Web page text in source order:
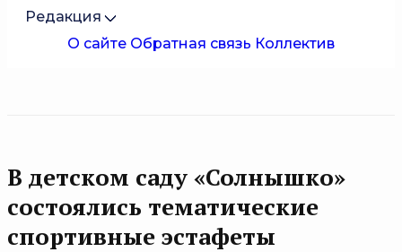
Редакция
О сайте Обратная связь Коллектив
В детском саду «Солнышко»
состоялись тематические
спортивные эстафеты